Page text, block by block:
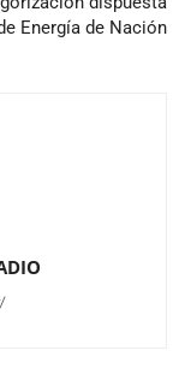
Energía de Nación